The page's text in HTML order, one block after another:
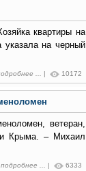
квартиры на
указала на черный
... | 10172
ветеран,
и Крыма. – Михаил
подробнее ... | 6333